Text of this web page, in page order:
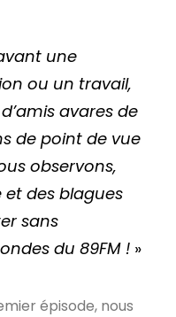
une
ou un travail,
avares de
de point de vue
observons,
des blagues
sans
du 89FM ! »
épisode, nous